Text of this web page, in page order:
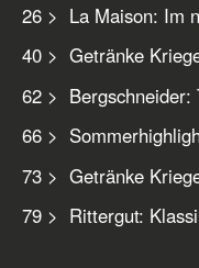
26 > La Maison: Im
40 > Getränke
62 > Bergschneider:
66 >
73 > Getränke
79 > Rittergut: